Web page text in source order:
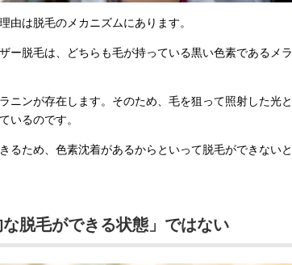
由は脱毛のメカニズムにあります。
ー脱毛は、どちらも毛が持っている黒い色素であるメラ
ニンが存在します。そのため、毛を狙って照射した光と
いるのです。
るため、色素沈着があるからといって脱毛ができないと
脱毛ができる状態」ではない